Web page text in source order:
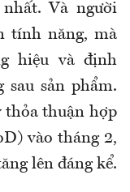
Và người
tính năng, mà
hiệu và định
sau sản phẩm.
thỏa thuận hợp
vào tháng 2,
lên đáng kể.